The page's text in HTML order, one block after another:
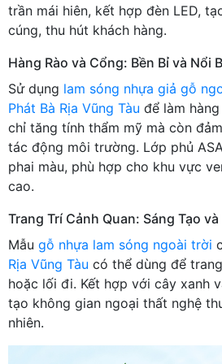
trần mái hiên, kết hợp đèn LED,
cúng, thu hút khách hàng.
Hàng Rào và Cổng: Bền Bỉ và Nổi
Sử dụng lam sóng nhựa giả gỗ
Phát Bà Rịa Vũng Tàu để làm
chỉ tăng tính thẩm mỹ mà còn
tác động môi trường. Lớp phủ
phai màu, phù hợp cho khu vực
cao.
Trang Trí Cảnh Quan: Sáng Tạo
Mẫu gỗ nhựa lam sóng ngoài trời
Rịa Vũng Tàu có thể dùng để
hoặc lối đi. Kết hợp với cây xanh
tạo không gian ngoại thất nghệ
nhiên.